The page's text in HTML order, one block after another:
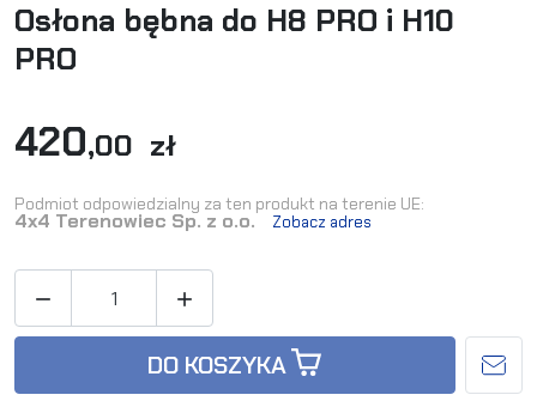
Osłona bębna do H8 PRO i H10
PRO
420,00 zł
Podmiot odpowiedzialny za ten produkt na terenie UE:
4x4 Terenowiec Sp. z o.o. Zobacz adres
 
DO KOSZYKA